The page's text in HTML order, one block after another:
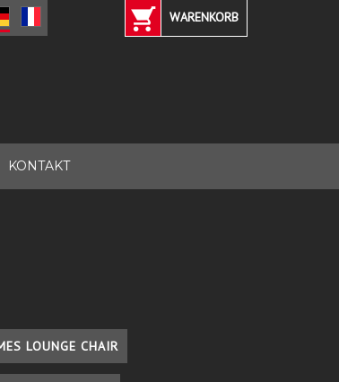
WARENKORB
KONTAKT
LOUNGE CHAIR